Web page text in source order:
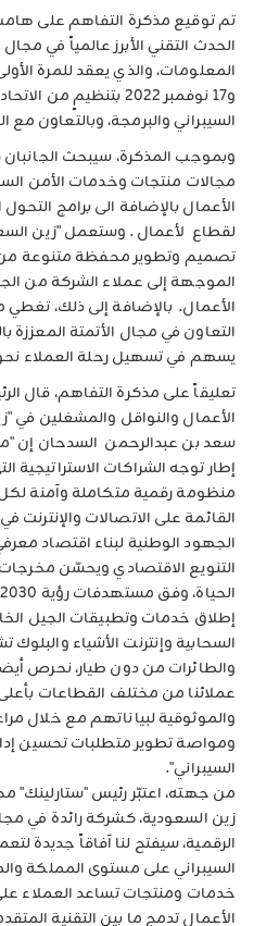
تم توقيع مذكرة التفاهم على
الحدث التقني الأبرز عالمياً في
و17 نوفمبر 2022 بتنظيمٍ
السيبراني والبرمجة، وبالتعاون مع
وبموجب المذكرة، سيبحث
مجالات منتجات وخدمات الأمن
الأعمال بالإضافة الى برامج
لقطاع لأعمال . وستعمل "زين
تصميم وتطوير محفظة متنوعة
الموجهة إلى عملاء الشركة من
الأعمال. بالإضافة إلى ذلك، تغطي
التعاون في مجال الأتمتة المعززة
يسهم في تسهيل رحلة العملاء
تعليقاً على مذكرة التفاهم، قال
الأعمال والنواقل والمشغلين في
سعد بن عبدالرحمن السدحان إن
إطار توجه الشراكات الاستراتيجية
منظومة رقمية متكاملة وآمنة
القائمة على الاتصالات والإنترنت
الجهود الوطنية لبناء اقتصاد
التنويع الاقتصادي ويحسّن
إطلاق خدمات وتطبيقات الجيل
السحابية وإنترنت الأشياء والبلوك
والطائرات من دون طيار، نحرص
عملائنا من مختلف القطاعات
والموثوقية لبياناتهم مع خلال
ومواصة تطوير متطلبات تحسين
السيبراني".
من جهته، اعتبّر رئيس "ستارلينك"
زين السعودية، كشركة رائدة في
الرقمية، سيفتح لنا آفاقاً جديدة
السيبراني على مستوى المملكة
خدمات ومنتجات تساعد العملاء
الأعمال تدمج ما بين التقنية